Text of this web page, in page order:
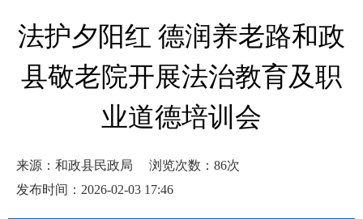
法护夕阳红 德润养老路和政
县敬老院开展法治教育及职
业道德培训会
来源：和政县民政局 浏览次数： 86次
发布时间：2026-02-03 17:46